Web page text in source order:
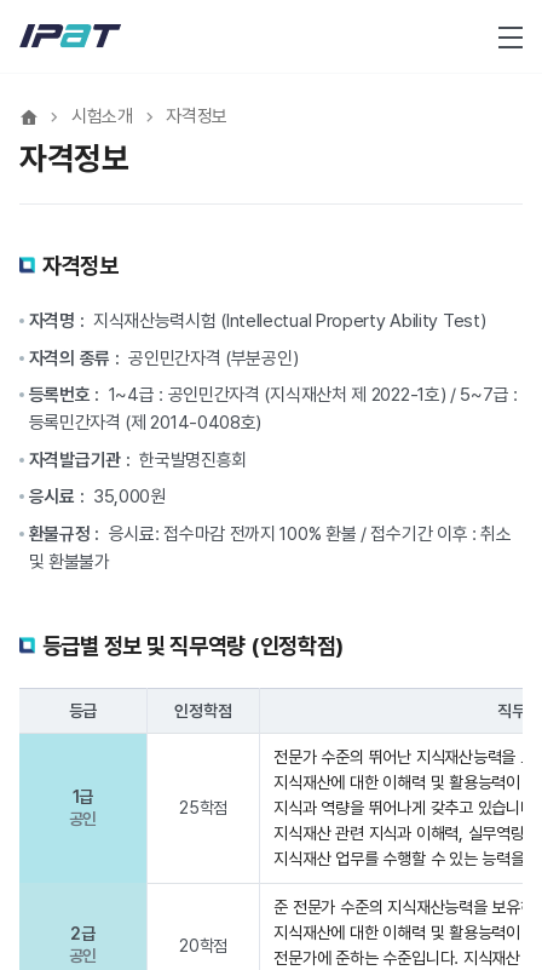
메뉴
시험소개 자격정보
자격정보
자격정보
자격명 : 지식재산능력시험 (Intellectual Property Ability Test)
자격의 종류 : 공인민간자격 (부분공인)
등록번호 : 1~4급 : 공인민간자격 (지식재산처 제 2022-1호) / 5~7급 :
등록민간자격 (제 2014-0408호)
자격발급기관 : 한국발명진흥회
응시료 : 35,000원
환불규정 : 응시료: 접수마감 전까지 100% 환불 / 접수기간 이후 : 취소
및 환불불가
등급별 정보 및 직무역량 (인정학점)
등급 인정학점 직무
1급
공인
25학점
전문가 수준의 뛰어난 지식재산능력을 보
지식재산에 대한 이해력 및 활용능력이
지식과 역량을 뛰어나게 갖추고 있습니다.
지식재산 관련 지식과 이해력, 실무역량
지식재산 업무를 수행할 수 있는 능력을
2급
공인
20학점
준 전문가 수준의 지식재산능력을 보유하
지식재산에 대한 이해력 및 활용능력이
전문가에 준하는 수준입니다. 지식재산